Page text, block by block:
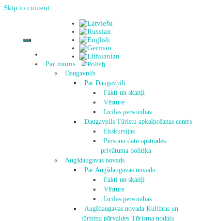
Skip to content
Par mums
Daugavpils
Par Daugavpili
Fakti un skaitļi
Vēsture
Izcilas personības
Daugavpils Tūristu apkalpošanas centrs
Ekskursijas
Personu datu apstrādes
privātuma politika
Augšdaugavas novads
Par Augšdaugavas novadu
Fakti un skaitļi
Vēsture
Izcilas personības
Augšdaugavas novada Kultūras un
tūrisma pārvaldes Tūrisma nodaļa